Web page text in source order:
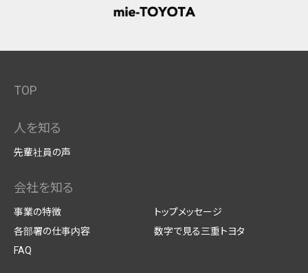
TOP
人を知る
先輩社員の声
会社を知る
事業の特徴
トップメッセージ
各部署の仕事内容
数字で見る三重トヨタ
FAQ